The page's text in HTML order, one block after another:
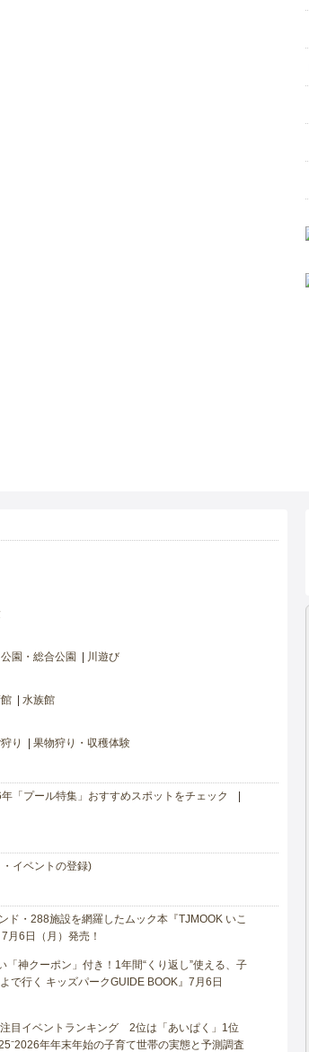
公園・総合公園 川遊び
水族館
り 果物狩り・収穫体験
「プール特集」おすすめスポットをチェック
イベントの登録)
ド・288施設を網羅したムック本『TJMOOK いこ
月6日（月）発売！
「神クーポン」付き！1年間“くり返し”使える、子
で行く キッズパークGUIDE BOOK』7月6日
目イベントランキング 2位は「あいぱく」1位
年年末年始の子育て世帯の実態と予測調査